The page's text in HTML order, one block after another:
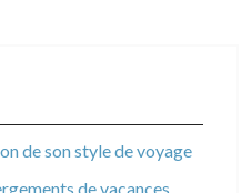
de son style de voyage
de vacances